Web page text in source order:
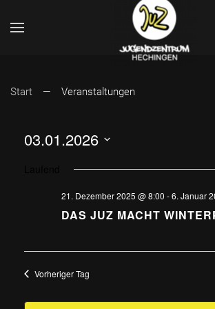
Start Veranstaltungen
03.01.2026
21. Dezember 2025 @ 8:00 -6. Januar
DAS JUZ MACHT
Vorheriger Tag